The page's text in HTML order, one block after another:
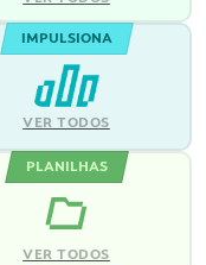
IMPULSIONA
VER TODOS
PLANILHAS
VER TODOS